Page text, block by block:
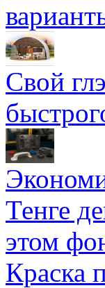
Свой
Тенге
этом
Краска